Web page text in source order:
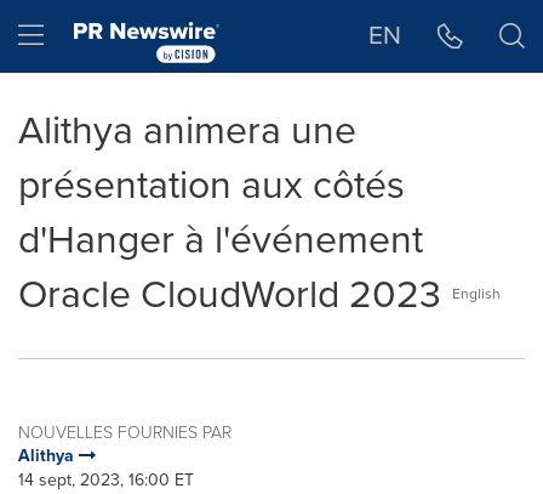
Hamburger menu EN
Alithya animera une
présentation aux côtés
d'Hanger à l'événement
Oracle CloudWorld 2023
English
NOUVELLES FOURNIES PAR
Alithya
14 sept, 2023, 16:00 ET